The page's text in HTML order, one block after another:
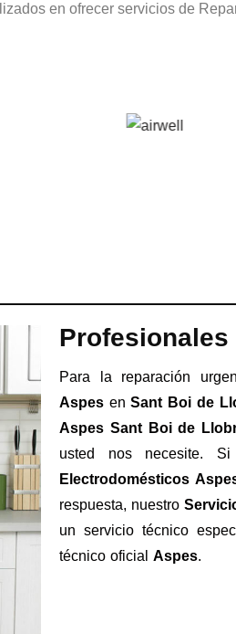
en ofrecer servicios de
Profesionales
Para la reparación
Aspes enSant Boi de
Aspes Sant Boi de
usted nos necesite.
Electrodomésticos
respuesta, nuestro
un servicio técnico
técnico oficial Aspes.